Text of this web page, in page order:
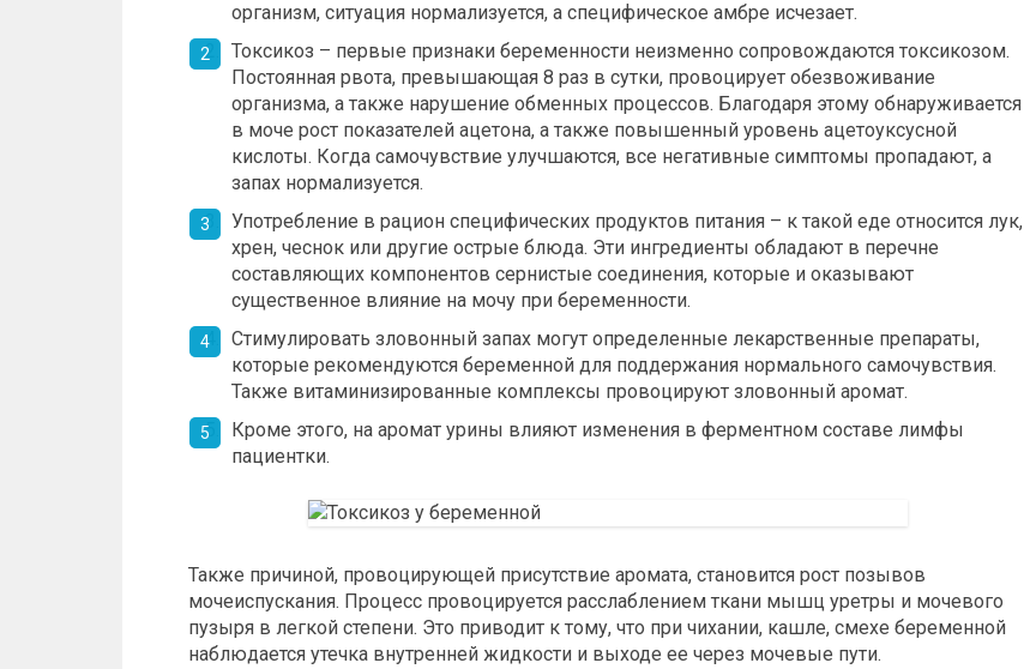
организм, ситуация нормализуется, а специфическое амбре исчезает.
Токсикоз – первые признаки беременности неизменно сопровождаются токсикозом.
Постоянная рвота, превышающая 8 раз в сутки, провоцирует обезвоживание
организма, а также нарушение обменных процессов. Благодаря этому обнаруживается
в моче рост показателей ацетона, а также повышенный уровень ацетоуксусной
кислоты. Когда самочувствие улучшаются, все негативные симптомы пропадают, а
запах нормализуется.
Употребление в рацион специфических продуктов питания – к такой еде относится лук,
хрен, чеснок или другие острые блюда. Эти ингредиенты обладают в перечне
составляющих компонентов сернистые соединения, которые и оказывают
существенное влияние на мочу при беременности.
Стимулировать зловонный запах могут определенные лекарственные препараты,
которые рекомендуются беременной для поддержания нормального самочувствия.
Также витаминизированные комплексы провоцируют зловонный аромат.
Кроме этого, на аромат урины влияют изменения в ферментном составе лимфы
пациентки.
Также причиной, провоцирующей присутствие аромата, становится рост позывов
мочеиспускания. Процесс провоцируется расслаблением ткани мышц уретры и мочевого
пузыря в легкой степени. Это приводит к тому, что при чихании, кашле, смехе беременной
наблюдается утечка внутренней жидкости и выходе ее через мочевые пути.